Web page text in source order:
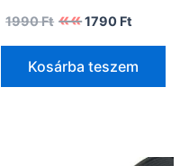
1990Ft
Original
price
was:
1990 Ft.
1790 Ft
is:
1790 Ft.
Kosárba teszem